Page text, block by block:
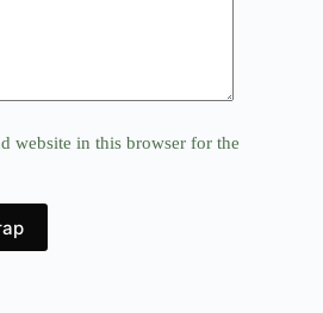
website in this browser for the